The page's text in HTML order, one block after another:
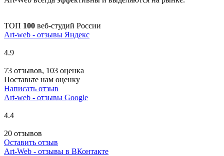
ТОП 100 веб-студий России
Art-web - отзывы Яндекс
4.9
73 отзывов, 103 оценка
Поставьте нам оценку
Написать отзыв
Art-web - отзывы Google
4.4
20 отзывов
Оставить отзыв
Art-Web - отзывы в ВКонтакте